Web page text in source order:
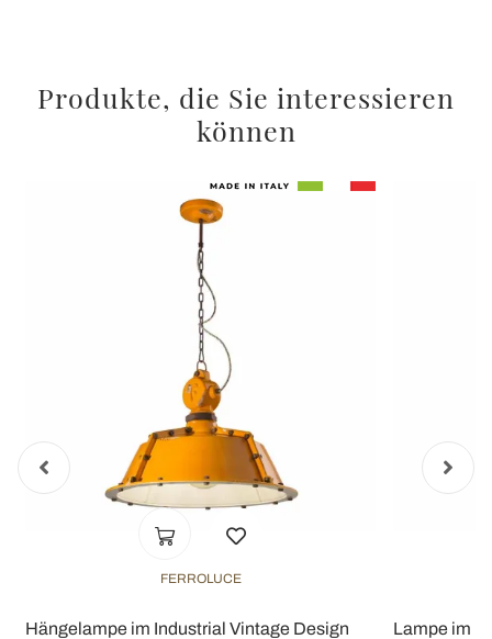
Produkte, die Sie interessieren
können
FERROLUCE
Hängelampe im Industrial Vintage Design
Lampe im